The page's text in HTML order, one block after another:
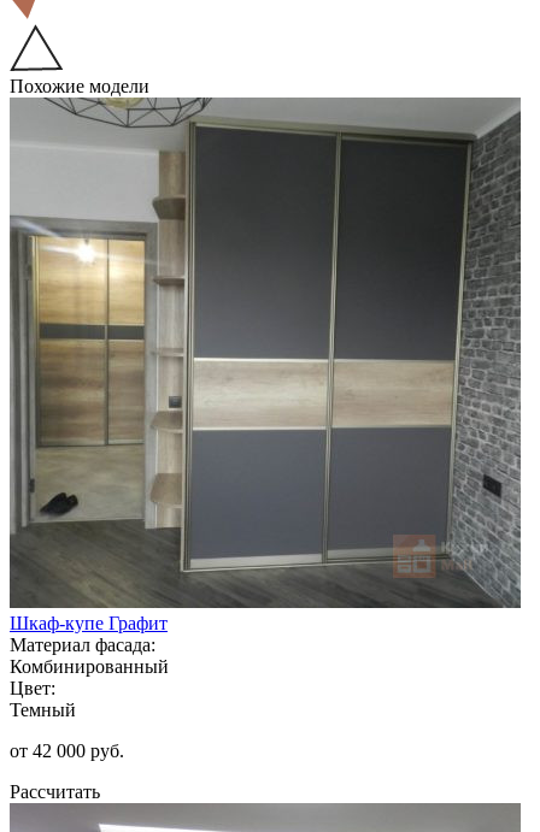
Похожие модели
Шкаф-купе Графит
Материал фасада:
Комбинированный
Цвет:
Темный
от 42 000 руб.
Рассчитать